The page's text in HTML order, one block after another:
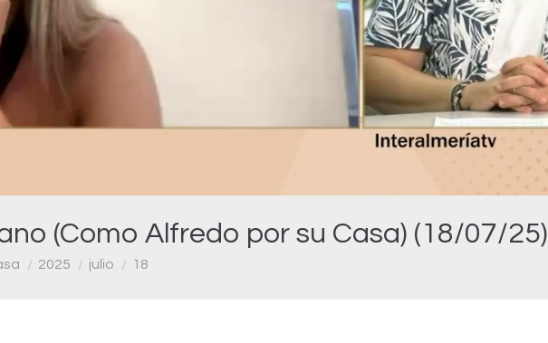
(Como Alfredo por su Casa) (18/07/25)
2025 julio 18